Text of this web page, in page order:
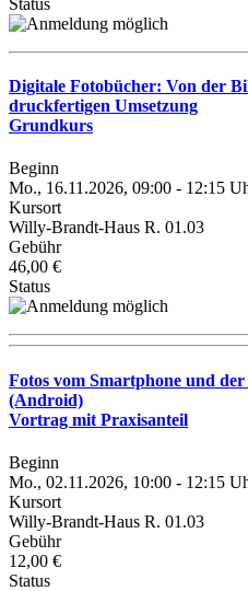
Status
Digitale Fotobücher: Von der
druckfertigen Umsetzung
Grundkurs
Beginn
Mo., 16.11.2026, 09:00 - 12:15
Kursort
Willy-Brandt-Haus R. 01.03
Gebühr
46,00 €
Status
Fotos vom Smartphone und
(Android)
Vortrag mit Praxisanteil
Beginn
Mo., 02.11.2026, 10:00 - 12:15
Kursort
Willy-Brandt-Haus R. 01.03
Gebühr
12,00 €
Status